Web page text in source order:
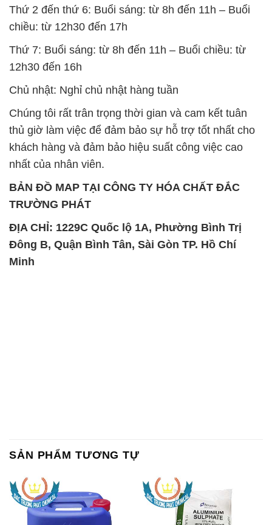
Thứ 2 đến thứ 6: Buổi sáng: từ 8h đến 11h – Buổi
chiều: từ 12h30 đến 17h
Thứ 7: Buổi sáng: từ 8h đến 11h – Buổi chiều: từ
12h30 đến 16h
Chủ nhật: Nghỉ chủ nhật hàng tuần
Chúng tôi rất trân trọng thời gian và cam kết tuân
thủ giờ làm việc để đảm bảo sự hỗ trợ tốt nhất cho
khách hàng và đảm bảo hiệu suất công việc cao
nhất của nhân viên.
BẢN ĐỒ MAP TẠI CÔNG TY HÓA CHẤT ĐẮC
TRƯỜNG PHÁT
ĐỊA CHỈ: 1229C Quốc lộ 1A, Phường Bình Trị
Đông B, Quận Bình Tân, Sài Gòn TP. Hồ Chí
Minh
SẢN PHẨM TƯƠNG TỰ